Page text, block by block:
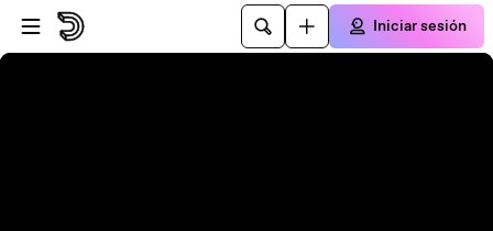
Saltar al reproductor
Saltar al contenido principal
Iniciar sesión